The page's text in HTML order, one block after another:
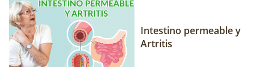
Intestino permeable y
Artritis